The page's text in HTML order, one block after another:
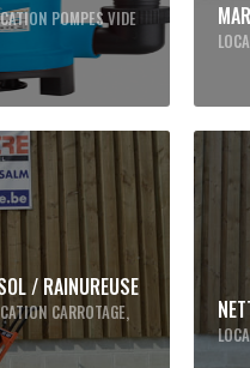
POMPES VIDE
/ RAINUREUSE
CARROTAGE,